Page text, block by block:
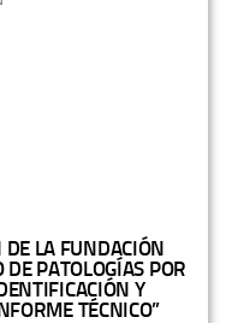
LA FUNDACIÓN
PATOLOGÍAS POR
Y
TÉCNICO”